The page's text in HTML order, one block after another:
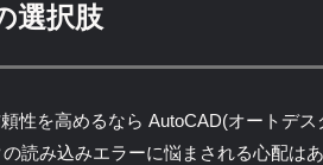
選択肢
性を高めるなら AutoCAD(オートデ
読み込みエラーに悩まされる心配は